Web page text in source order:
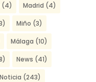
(4) Madrid (4)
Miño (3)
Málaga (10)
News (41)
Noticia (243)